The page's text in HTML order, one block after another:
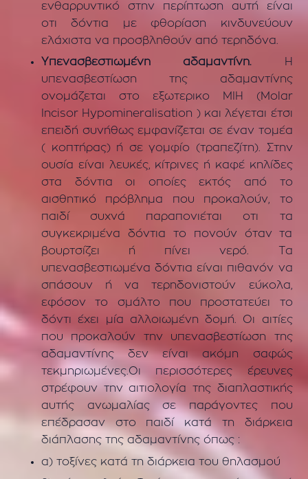
ενθαρρυντικό στην περίπτωση αυτή είναι
οτι δόντια με φθορίαση κινδυνεύουν
ελάχιστα να προσβληθούν από τερηδόνα.
Υπενασβεστιωμένη αδαμαντίνη. Η
υπενασβεστίωση της αδαμαντίνης
ονομάζεται στο εξωτερικο ΜΙH (Molar
Ιncisor Ηypomineralisation ) και λέγεται έτσι
επειδή συνήθως εμφανίζεται σε έναν τομέα
( κοπτήρας) ή σε γομφίο (τραπεζίτη). Στην
ουσία είναι λευκές, κίτρινες ή καφέ κηλίδες
στα δόντια οι οποίες εκτός από το
αισθητικό πρόβλημα που προκαλούν, το
παιδί συχνά παραπονιέται οτι τα
συγκεκριμένα δόντια το πονούν όταν τα
βουρτσίζει ή πίνει νερό. Τα
υπενασβεστιωμένα δόντια είναι πιθανόν να
σπάσουν ή να τερηδονιστούν εύκολα,
εφόσον το σμάλτο που προστατεύει το
δόντι έχει μία αλλοιωμένη δομή. Οι αιτίες
που προκαλούν την υπενασβεστίωση της
αδαμαντίνης δεν είναι ακόμη σαφώς
τεκμηριωμένες.Οι περισσότερες έρευνες
στρέφουν την αιτιολογία της διαπλαστικής
αυτής ανωμαλίας σε παράγοντες που
επέδρασαν στο παιδί κατά τη διάρκεια
διάπλασης της αδαμαντίνης όπως :
α) τοξίνες κατά τη διάρκεια του θηλασμού